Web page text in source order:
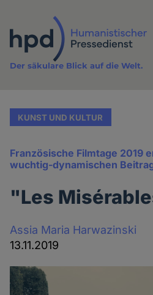
Inhalt
Der säkulare Blick auf die Welt.
KUNST UND KULTUR
Französische Filmtage 2019
wuchtig-dynamischen
"Les
Assia Maria Harwazinski
13.11.2019